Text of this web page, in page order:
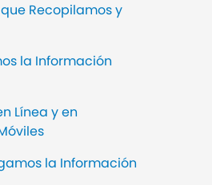
Recopilamos y
la Información
Línea y en
la Información